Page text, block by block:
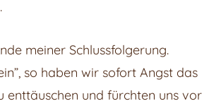
meiner Schlussfolgerung.
so haben wir sofort Angst das
enttäuschen und fürchten uns vor